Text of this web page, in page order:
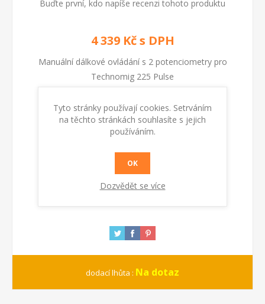
Buďte první, kdo napíše recenzi tohoto produktu
4 339 Kč s DPH
Manuální dálkové ovládání s 2 potenciometry pro
Technomig 225 Pulse
Kód: 802336
KOUPIT
dodací lhůta : Na dotaz
Tyto stránky používají cookies. Setrváním
na těchto stránkách souhlasíte s jejich
používáním.
OK
Dozvědět se více